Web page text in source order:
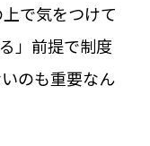
で気をつけて
」前提で制度
のも重要なん